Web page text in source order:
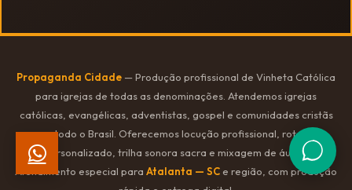
Propaganda Cidade — Produção profissional de Vinheta Católica
para igrejas de todas as denominações. Atendemos igrejas
católicas, evangélicas, adventistas, gospel e comunidades cristãs
em todo o Brasil. Oferecemos locução profissional, roteiro
personalizado, trilha sonora sacra e mixagem de áudio.
Atendimento especial para Atalanta — SC e região, com produção